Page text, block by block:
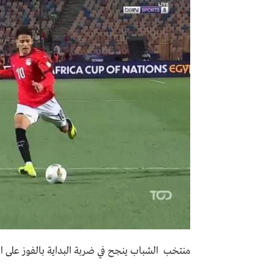
منتخب الشباب ينجح في ضربة البداية بالفوز على